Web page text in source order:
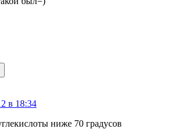
в 18:34
ниже 70 градусов